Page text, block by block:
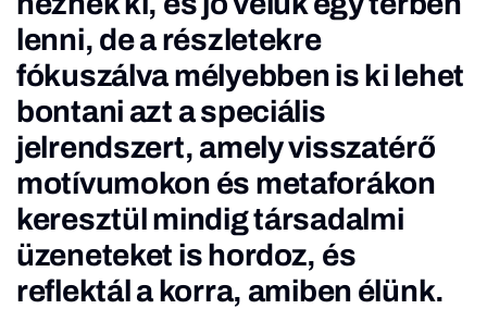
lenni, de a részletekre
fókuszálva mélyebben is ki lehet
bontani azt a speciális
jelrendszert, amely visszatérő
motívumokon és metaforákon
keresztül mindig társadalmi
üzeneteket is hordoz, és
reflektál a korra, amiben élünk.